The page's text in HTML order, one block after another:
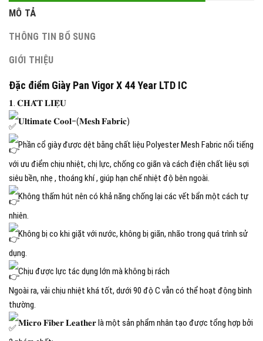
MÔ TẢ
THÔNG TIN BỔ SUNG
GIỚI THIỆU
Đặc điểm Giày Pan Vigor X 44 Year LTD IC
𝟏. 𝐂𝐇𝐀̂́𝐓 𝐋𝐈𝐄̣̂𝐔
𝐔𝐥𝐭𝐢𝐦𝐚𝐭𝐞 𝐂𝐨𝐨𝐥–(𝐌𝐞𝐬𝐡 𝐅𝐚𝐛𝐫𝐢𝐜)
Phần cổ giày được dệt bằng chất liệu Polyester Mesh Fabric nổi tiếng
với ưu điểm chịu nhiệt, chị lực, chống co giãn và cách điện chất liệu sợi
siêu bền, nhẹ , thoáng khí , giúp hạn chế nhiệt độ bên ngoài.
Không thấm hút nên có khả năng chống lại các vết bẩn một cách tự
nhiên.
Không bị co khi giặt với nước, không bị giãn, nhão trong quá trình sử
dụng.
Chịu được lực tác dụng lớn mà không bị rách
Ngoài ra, vải chịu nhiệt khá tốt, dưới 90 độ C vẫn có thể hoạt động bình
thường.
𝐌𝐢𝐜𝐫𝐨 𝐅𝐢𝐛𝐞𝐫 𝐋𝐞𝐚𝐭𝐡𝐞𝐫 là một sản phẩm nhân tạo được tổng hợp bởi